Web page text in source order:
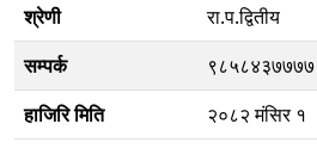
श्रेणी
रा.प.द्वितीय
सम्पर्क
९८५८४३७७७७
हाजिरि मिति
२०८२ मंसिर १